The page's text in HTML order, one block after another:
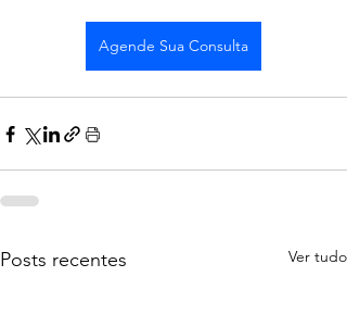
Agende Sua Consulta
Posts recentes Ver tudo